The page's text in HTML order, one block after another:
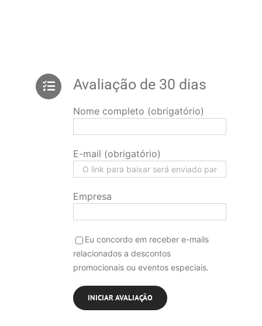
Avaliação de 30 dias
Nome completo (obrigatório)
E-mail (obrigatório)
Empresa
Eu concordo em receber e-mails
relacionados a descontos
promocionais ou eventos especiais.